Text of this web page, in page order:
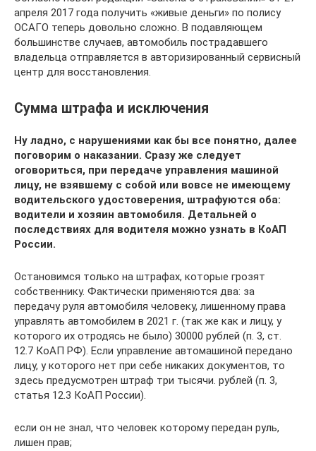
апреля 2017 года получить «живые деньги» по полису
ОСАГО теперь довольно сложно. В подавляющем
большинстве случаев, автомобиль пострадавшего
владельца отправляется в авторизированный сервисный
центр для восстановления.
Сумма штрафа и исключения
Ну ладно, с нарушениями как бы все понятно, далее
поговорим о наказании. Сразу же следует
оговориться, при передаче управления машиной
лицу, не взявшему с собой или вовсе не имеющему
водительского удостоверения, штрафуются оба:
водители и хозяин автомобиля. Детальней о
последствиях для водителя можно узнать в КоАП
России.
Остановимся только на штрафах, которые грозят
собственнику. Фактически применяются два: за
передачу руля автомобиля человеку, лишенному права
управлять автомобилем в 2021 г. (так же как и лицу, у
которого их отродясь не было) 30000 рублей (п. 3, ст.
12.7 КоАП РФ). Если управление автомашиной передано
лицу, у которого нет при себе никаких документов, то
здесь предусмотрен штраф три тысячи. рублей (п. 3,
статья 12.3 КоАП России).
если он не знал, что человек которому передан руль,
лишен прав;